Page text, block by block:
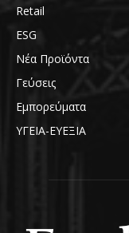
Retail
ESG
Νέα Προϊόντα
Γεύσεις
Εμπορεύματα
ΥΓΕΙΑ-ΕΥΕΞΙΑ